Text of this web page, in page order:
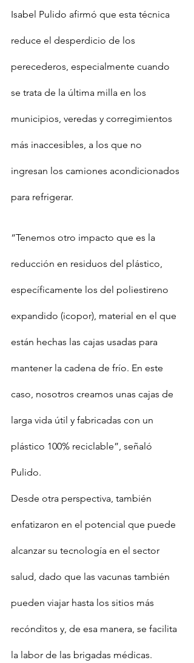
Isabel Pulido afirmó que esta técnica
reduce el desperdicio de los
perecederos, especialmente cuando
se trata de la última milla en los
municipios, veredas y corregimientos
más inaccesibles, a los que no
ingresan los camiones acondicionados
para refrigerar.
“Tenemos otro impacto que es la
reducción en residuos del plástico,
específicamente los del poliestireno
expandido (icopor), material en el que
están hechas las cajas usadas para
mantener la cadena de frío. En este
caso, nosotros creamos unas cajas de
larga vida útil y fabricadas con un
plástico 100% reciclable”, señaló
Pulido.
Desde otra perspectiva, también
enfatizaron en el potencial que puede
alcanzar su tecnología en el sector
salud, dado que las vacunas también
pueden viajar hasta los sitios más
recónditos y, de esa manera, se facilita
la labor de las brigadas médicas.